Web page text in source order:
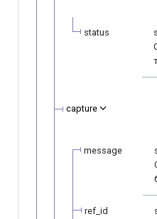
status
capture
message
ref_id